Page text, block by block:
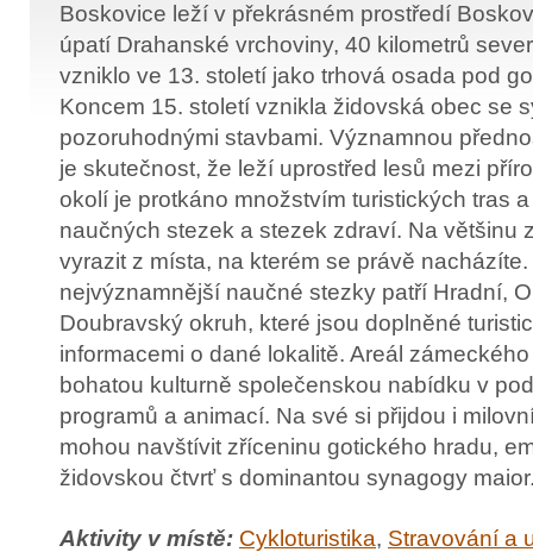
Boskovice leží v překrásném prostředí
úpatí Drahanské vrchoviny, 40 kilometrů
vzniklo ve 13. století jako trhová osada pod
Koncem 15. století vznikla židovská obec se
pozoruhodnými stavbami. Významnou
je skutečnost, že leží uprostřed lesů mezi
okolí je protkáno množstvím turistických tras
naučných stezek a stezek zdraví. Na většinu
vyrazit z místa, na kterém se právě nacházíte.
nejvýznamnější naučné stezky patří Hradní,
Doubravský okruh, které jsou doplněné
informacemi o dané lokalitě. Areál
bohatou kulturně společenskou nabídku v
programů a animací. Na své si přijdou i
mohou navštívit zříceninu gotického hradu,
židovskou čtvrť s dominantou synagogy
Aktivity v místě: Cykloturistika, Stravování a